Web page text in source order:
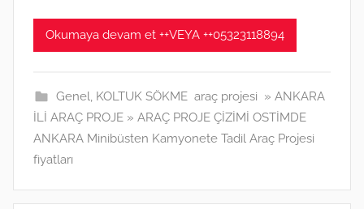
r
h
i
n
d
g
Okumaya devam et ++VEYA ++05323118894
Genel, KOLTUK SÖKME araç projesi » ANKARA
İLİ ARAÇ PROJE » ARAÇ PROJE ÇİZİMİ OSTİMDE
ANKARA Minibüsten Kamyonete Tadil Araç Projesi
fiyatları